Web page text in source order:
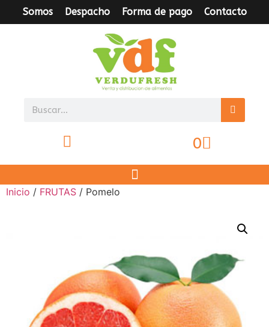
Somos Despacho Forma de pago Contacto
0
Inicio / FRUTAS / Pomelo